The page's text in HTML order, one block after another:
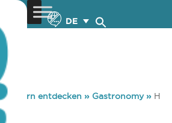
DE
»Zypern entdecken » Gastronomy» H